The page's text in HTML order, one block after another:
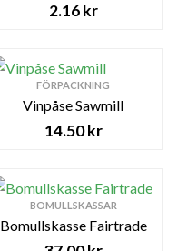
2.16kr
FÖRPACKNING
Vinpåse Sawmill
14.50kr
BOMULLSKASSAR
Bomullskasse Fairtrade